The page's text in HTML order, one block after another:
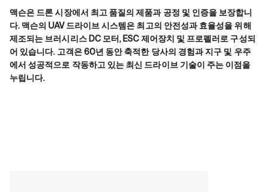
맥슨은 드론 시장에서 최고 품질의 제품과 공정 및 인증을 보장합니
다. 맥슨의 UAV 드라이브 시스템은 최고의 안전성과 효율성을 위해
제조되는 브러시리스 DC 모터, ESC 제어장치 및 프로펠러로 구성되
어 있습니다. 고객은 60년 동안 축적한 당사의 경험과 지구 및 우주
에서 성공적으로 작동하고 있는 최신 드라이브 기술이 주는 이점을
누립니다.